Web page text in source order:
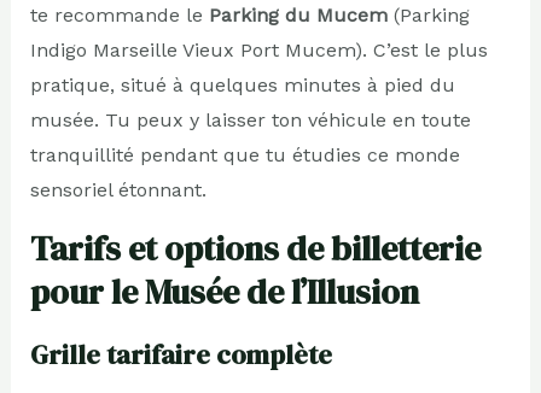
te recommande le Parking du Mucem(Parking
Indigo Marseille Vieux Port Mucem). C’est le plus
pratique, situé à quelques minutes à pied du
musée. Tu peux y laisser ton véhicule en toute
tranquillité pendant que tu étudies ce monde
sensoriel étonnant.
Tarifs et options de billetterie
pour le Musée de l’Illusion
Grille tarifaire complète